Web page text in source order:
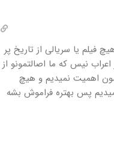
فیلم یا سریالی از تاریخ پر
نیس که ما اصالتمونو از
اهمیت نمیدیم و هیچ
پس بهتره فراموش بشه